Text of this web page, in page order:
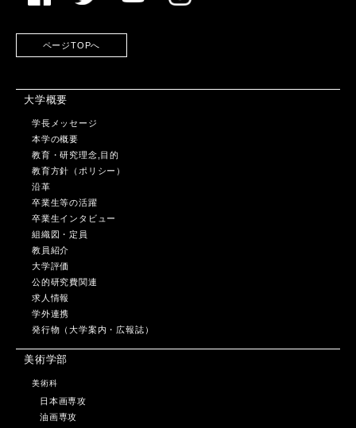
ページTOPへ
大学概要
学長メッセージ
本学の概要
教育・研究理念,目的
教育方針（ポリシー）
沿革
卒業生等の活躍
卒業生インタビュー
組織図・定員
教員紹介
大学評価
公的研究費関連
求人情報
学外連携
発行物（大学案内・広報誌）
美術学部
美術科
日本画専攻
油画専攻